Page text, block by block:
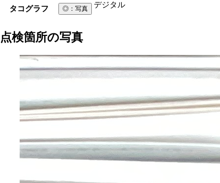
タコグラフ ◎ ：写真 デジタル
点検箇所の写真